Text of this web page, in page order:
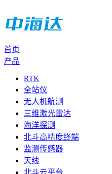
首页
产品
RTK
全站仪
无人机航测
三维激光雷达
海洋探测
北斗高精度终端
监测传感器
天线
北斗云平台